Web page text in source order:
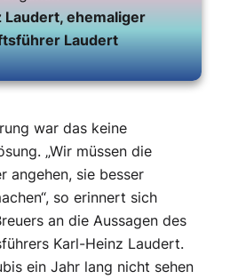
Laudert, ehemaliger
Laudert
war das keine
„Wir müssen die
angehen, sie besser
so erinnert sich
an die Aussagen des
Karl-Heinz Laudert.
ein Jahr lang nicht sehen